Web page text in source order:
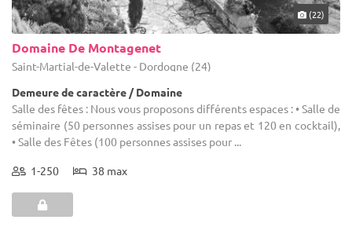
(22)
Domaine De Montagenet
Saint-Martial-de-Valette - Dordogne (24)
Demeure de caractère / Domaine
Salle des fêtes : Nous vous proposons différents espaces : • Salle de
séminaire (50 personnes assises pour un repas et 120 en cocktail),
• Salle des Fêtes (100 personnes assises pour ...
1-250 38 max